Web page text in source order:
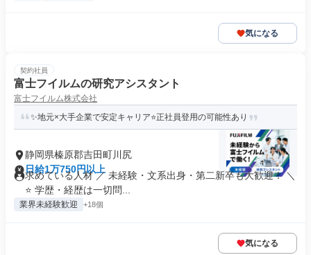
気になる
契約社員
富士フイルムの研究アシスタント
富士フイルム株式会社
✨地元×大手企業で安定キャリア⭐正社員登用の可能性あり
静岡県榛原郡吉田町川尻
日給1万750円以上
求めている人材 ／ 未経験・文系出身・第二新卒も大歓迎！ ＼
⭐ 学歴・経歴は一切問...
業界未経験歓迎 +18個
気になる